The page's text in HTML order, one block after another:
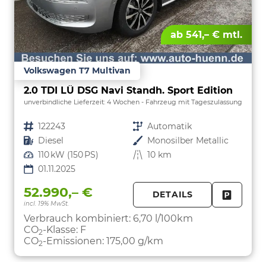
ab 541,– € mtl.
Volkswagen T7 Multivan
2.0 TDI LÜ DSG Navi Standh. Sport Edition
unverbindliche Lieferzeit: 4 Wochen Fahrzeug mit Tageszulassung
Fahrzeugnr. 122243 Getriebe Automatik
Kraftstoff Diesel Außenfarbe Monosilber Metallic
Leistung 110 kW (150 PS) Kilometerstand 10 km
01.11.2025
52.990,– €
incl. 19% MwSt.
DETAILS
Verbrauch kombiniert: 6,70 l/100km
CO2-Klasse: F
CO2-Emissionen: 175,00 g/km